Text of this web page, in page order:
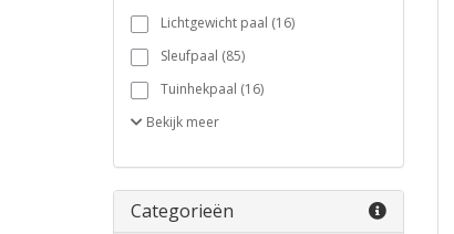
Lichtgewicht paal (16)
Sleufpaal (85)
Tuinhekpaal (16)
Bekijk meer
Categorieën